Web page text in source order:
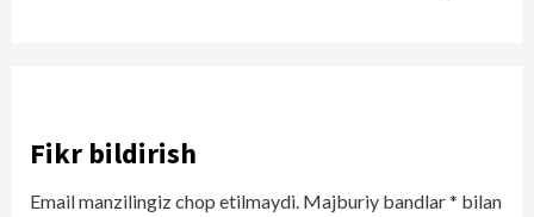
Fikr bildirish
Email manzilingiz chop etilmaydi. Majburiy bandlar* bilan